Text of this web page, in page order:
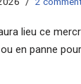
lieu ce
en panne